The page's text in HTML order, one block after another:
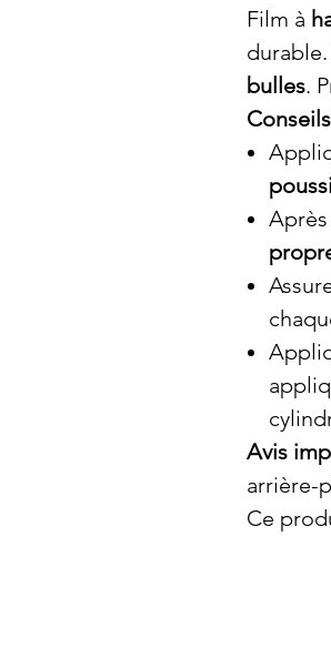
Film à
durable.
bulles.
Avis
arrière-
Ce